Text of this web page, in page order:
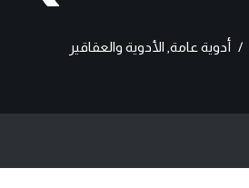
أدوية عامة الأدوية والعقاقير